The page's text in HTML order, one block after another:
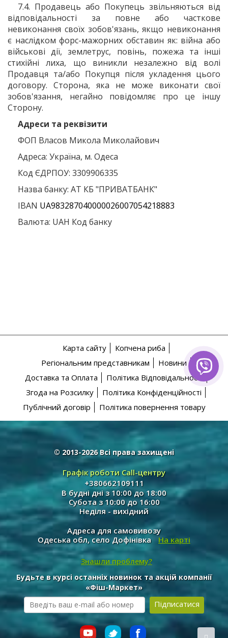
7.4. Продавець або Покупець звільняються від
відповідальності за повне або часткове
невиконання своїх зобов'язань, якщо невиконання
є наслідком форс-мажорних обставин як: війна або
військові дії, землетрус, повінь, пожежа та інші
стихійні лиха, що виникли незалежно від волі
Продавця та/або Покупця після укладення цього
договору. Сторона, яка не може виконати свої
зобов'язання, негайно повідомляє про це іншу
Сторону.
Адреси та реквізити
ФОП Власов Микола Миколайович
Адреса: Україна, м. Одеса
Код ЄДРПОУ: 3309906335
Назва банку: АТ КБ "ПРИВАТБАНК"
IBAN UA983287040000026007054218883
Валюта: UAH Код банку
Карта сайту
Копчена риба
Регіональним представникам
Новини
Доставка та Оплата
Політика Відповідальності
Згода на Розсилку
Політика Конфіденційності
Публічний договір
Політика повернення товару
© 2013-2026 Всі права захищені
Графік роботи Call-центру
+380662109111
В будні дні з 10:00 до 18:00
Субота з 10:00 до 16:00
Неділя - вихідний
Знашли проблему?
Адреса для самовивозу
Одеська обл, село Дофінівка
На карті
Будьте в курсі останніх новинок та акцій компанії
«Фіш-Маркет»